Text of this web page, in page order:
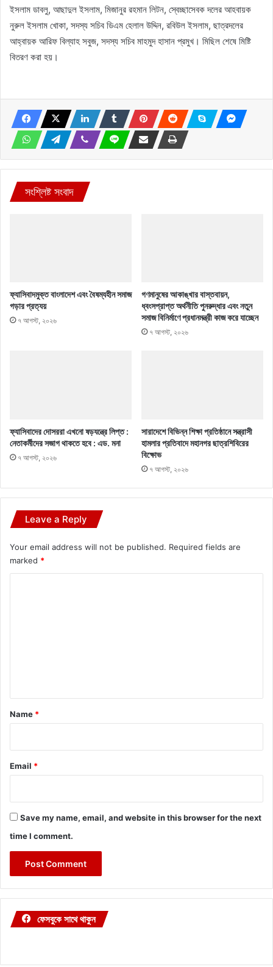
ইসলাম ডাবলু, আছাদুল ইসলাম, মিজানুর রহমান লিটন, স্বেচ্ছাসেবক দলের আহবায়ক
নুরুল ইসলাম খোকা, সদস্য সচিব ডিএম হেলাল উদ্দিন, রবিউল ইসলাম, ছাত্রদলের
আহ্বায়ক আরিফ বিল্যাহ সবুজ, সদস্য সচিব মাহমুদ হাসান প্রমুখ। মিছিল শেষে মিষ্টি
বিতরণ করা হয়।
সংশ্লিষ্ট সংবাদ
ফ্যাসিবাদমুক্ত বাংলাদেশ এবং বৈষম্যহীন সমাজ
গড়ার প্রত্যয়
৭ আগস্ট, ২০২৬
গণমানুষের আকাঙ্খার বাস্তবায়ন,
ধ্বংসপ্রাপ্ত অর্থনীতি পুনরুদ্ধার এবং নতুন
সমাজ বিনির্মাণে প্রধানমন্ত্রী কাজ করে যাচ্ছেন
৭ আগস্ট, ২০২৬
ফ্যাসিবাদের দোসররা এখনো ষড়যন্ত্রে লিপ্ত :
নেতাকর্মীদের সজাগ থাকতে হবে : এড. মনা
৭ আগস্ট, ২০২৬
সারাদেশে বিভিন্ন শিক্ষা প্রতিষ্ঠানে সন্ত্রাসী
হামলার প্রতিবাদে মহানগর ছাত্রশিবিরের
বিক্ষোভ
৭ আগস্ট, ২০২৬
Leave a Reply
Your email address will not be published. Required fields are
marked *
*
Name *
Email *
Save my name, email, and website in this browser for the next
time I comment.
ফেসবুকে সাথে থাকুন